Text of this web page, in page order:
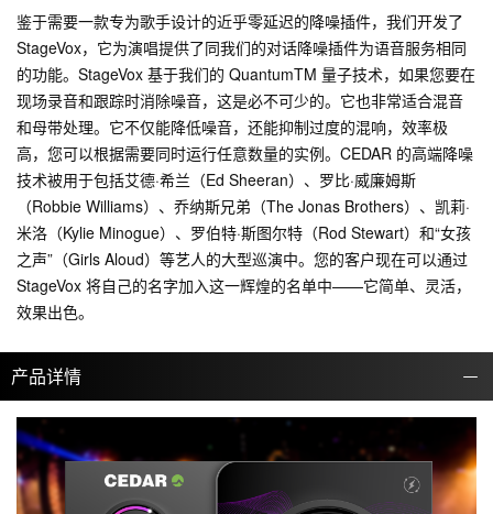
鉴于需要一款专为歌手设计的近乎零延迟的降噪插件，我们开发了
StageVox，它为演唱提供了同我们的对话降噪插件为语音服务相同
的功能。StageVox 基于我们的 QuantumTM 量子技术，如果您要在
现场录音和跟踪时消除噪音，这是必不可少的。它也非常适合混音
和母带处理。它不仅能降低噪音，还能抑制过度的混响，效率极
高，您可以根据需要同时运行任意数量的实例。CEDAR 的高端降噪
技术被用于包括艾德·希兰（Ed Sheeran）、罗比·威廉姆斯
（Robbie Williams）、乔纳斯兄弟（The Jonas Brothers）、凯莉·
米洛（Kylie Minogue）、罗伯特·斯图尔特（Rod Stewart）和“女孩
之声”（Girls Aloud）等艺人的大型巡演中。您的客户现在可以通过
StageVox 将自己的名字加入这一辉煌的名单中——它简单、灵活，
效果出色。
产品详情